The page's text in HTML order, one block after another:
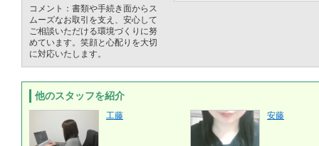
コメント：書類や手続き面からス
ムーズなお取引を支え、安心して
ご相談いただける環境づくりに努
めています。笑顔と心配りを大切
に対応いたします。
他のスタッフを紹介
工藤 安藤